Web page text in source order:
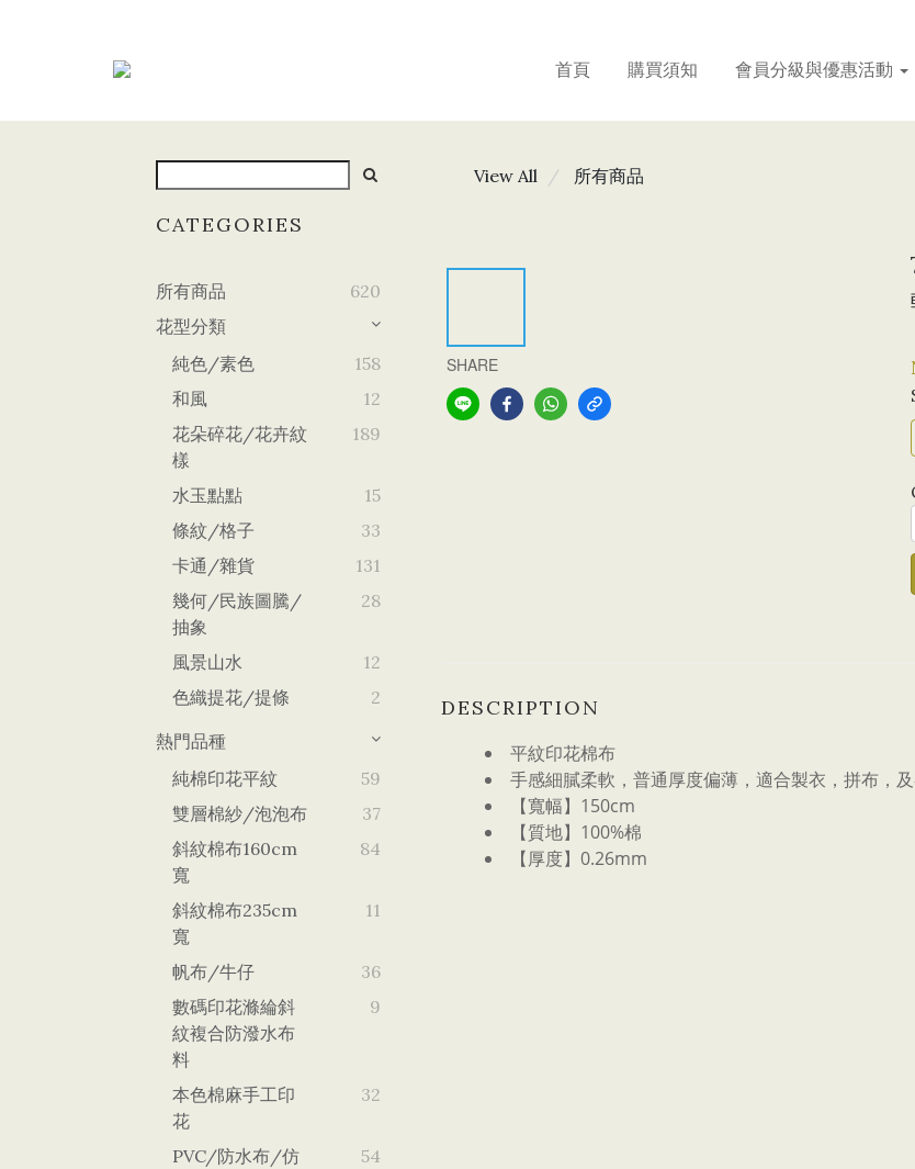
首頁 購買須知 會員分級與優惠活動
CATEGORIES
所有商品
620
花型分類
純色/素色
158
和風
12
花朵碎花/花卉紋
樣
189
水玉點點
15
條紋/格子
33
卡通/雜貨
131
幾何/民族圖騰/
抽象
28
風景山水
12
色織提花/提條
2
熱門品種
純棉印花平紋
59
雙層棉紗/泡泡布
37
斜紋棉布160cm
寬
84
斜紋棉布235cm
寬
11
帆布/牛仔
36
數碼印花滌綸斜
紋複合防潑水布
料
9
本色棉麻手工印
花
32
PVC/防水布/仿
54
View All 所有商品
SHARE
DESCRIPTION
平紋印花棉布
手感細膩柔軟，普通厚度偏薄，適合製衣，拼布，
【寬幅】150cm
【質地】100%棉
【厚度】0.26mm